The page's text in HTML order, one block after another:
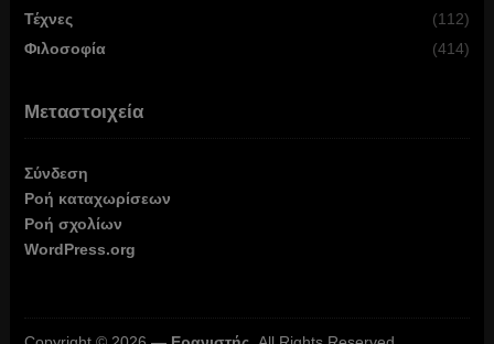
Τέχνες
(112)
Φιλοσοφία
(414)
Μεταστοιχεία
Σύνδεση
Ροή καταχωρίσεων
Ροή σχολίων
WordPress.org